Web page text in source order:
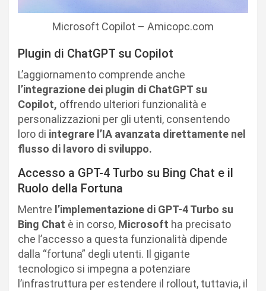
Microsoft Copilot – Amicopc.com
Plugin di ChatGPT su Copilot
L’aggiornamento comprende anche
l’integrazione dei plugin di ChatGPT su
Copilot, offrendo ulteriori funzionalità e
personalizzazioni per gli utenti, consentendo
loro di integrare l’IA avanzata direttamente nel
flusso di lavoro di sviluppo.
Accesso a GPT-4 Turbo su Bing Chat e il
Ruolo della Fortuna
Mentre l’implementazione di GPT-4 Turbo su
Bing Chat è in corso, Microsoft ha precisato
che l’accesso a questa funzionalità dipende
dalla “fortuna” degli utenti. Il gigante
tecnologico si impegna a potenziare
l’infrastruttura per estendere il rollout, tuttavia, il